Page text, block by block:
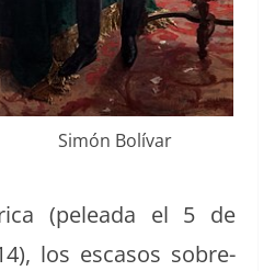
Simón Bolí­var
(pelea­da el 5 de
los esca­sos sobre­